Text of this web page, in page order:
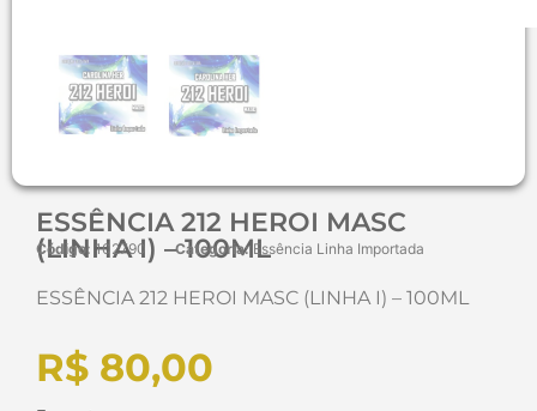
ESSÊNCIA 212 HEROI MASC
(LINHA I) – 100ML
Código: 102790 Categoria: Essência Linha Importada
ESSÊNCIA 212 HEROI MASC (LINHA I) – 100ML
R$ 80,00